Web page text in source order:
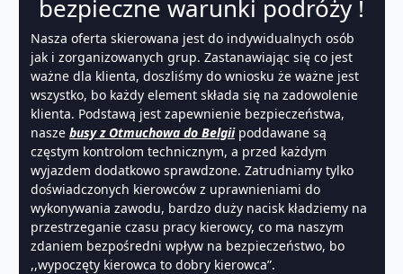
bezpieczne warunki podróży !
Nasza oferta skierowana jest do indywidualnych osób
jak i zorganizowanych grup. Zastanawiając się co jest
ważne dla klienta, doszliśmy do wniosku że ważne jest
wszystko, bo każdy element składa się na zadowolenie
klienta. Podstawą jest zapewnienie bezpieczeństwa,
nasze busy z Otmuchowa do Belgiipoddawane są
częstym kontrolom technicznym, a przed każdym
wyjazdem dodatkowo sprawdzone. Zatrudniamy tylko
doświadczonych kierowców z uprawnieniami do
wykonywania zawodu, bardzo duży nacisk kładziemy na
przestrzeganie czasu pracy kierowcy, co ma naszym
zdaniem bezpośredni wpływ na bezpieczeństwo, bo
,,wypoczęty kierowca to dobry kierowca”.